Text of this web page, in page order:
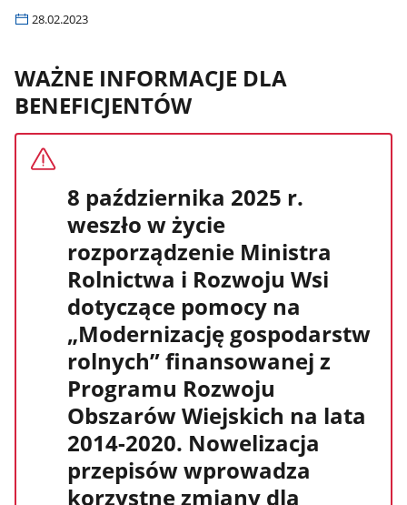
28.02.2023
WAŻNE INFORMACJE DLA
BENEFICJENTÓW
8 października 2025 r.
weszło w życie
rozporządzenie Ministra
Rolnictwa i Rozwoju Wsi
dotyczące pomocy na
„Modernizację gospodarstw
rolnych” finansowanej z
Programu Rozwoju
Obszarów Wiejskich na lata
2014-2020. Nowelizacja
przepisów wprowadza
korzystne zmiany dla